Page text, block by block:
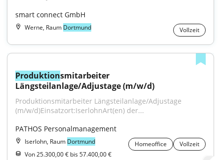
smart connect GmbH
Werne, Raum Dortmund Vollzeit
Produktionsmitarbeiter
Längsteilanlage/Adjustage (m/w/d)
Produktionsmitarbeiter Längsteilanlage/Adjustage
(m/w/d)Einsatzort:IserlohnArt(en) der...
PATHOS Personalmanagement
Iserlohn, Raum Dortmund Homeoffice
Vollzeit
Von 25.300,00 € bis 57.400,00 €